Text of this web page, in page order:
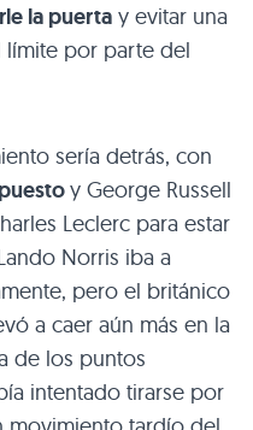
la puerta y evitar una
límite por parte del
sería detrás, con
y George Russell
Leclerc para estar
Norris iba a
pero el británico
a caer aún más en la
de los puntos
intentado tirarse por